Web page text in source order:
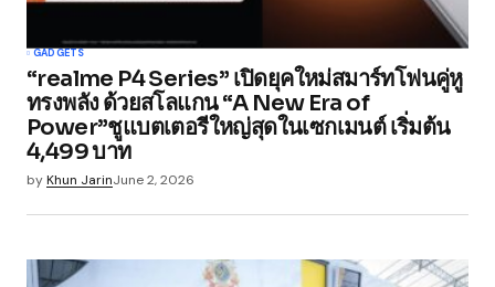
GADGETS
“realme P4 Series” เปิดยุคใหม่สมาร์ทโฟนคู่หู
ทรงพลัง ด้วยสโลแกน “A New Era of
Power”ชูแบตเตอรีใหญ่สุดในเซกเมนต์ เริ่มต้น
4,499 บาท
byKhun JarinJune 2, 2026